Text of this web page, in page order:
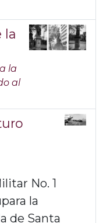
la
la
al
No. 1
la
de Santa